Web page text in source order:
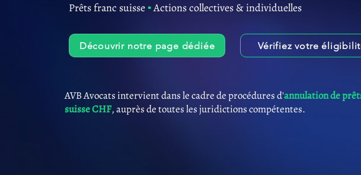
Prêts franc suisse ▪︎Actions collectives & individuelles
Découvrir notre page dédiée Vérifiez votre
AVB Avocats intervient dans le cadre de procédures d'annulation de
suisse CHF, auprès de toutes les juridictions compétentes.